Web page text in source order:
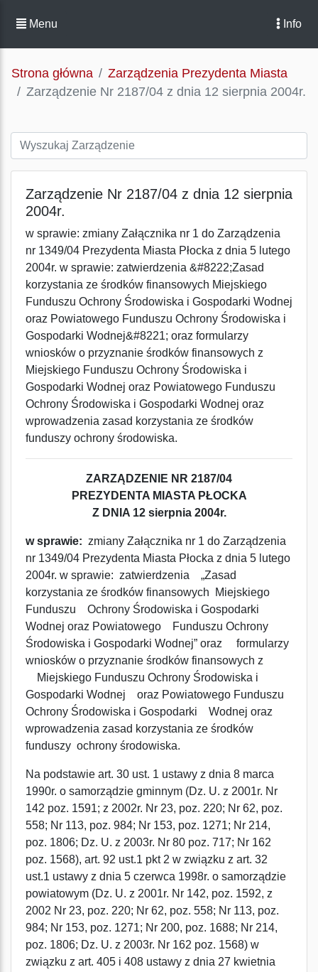
Menu Info
Strona główna
Zarządzenia Prezydenta Miasta
Zarządzenie Nr 2187/04 z dnia 12 sierpnia 2004r.
Zarządzenie Nr 2187/04 z dnia 12 sierpnia
2004r.
w sprawie: zmiany Załącznika nr 1 do Zarządzenia
nr 1349/04 Prezydenta Miasta Płocka z dnia 5 lutego
2004r. w sprawie: zatwierdzenia &#8222;Zasad
korzystania ze środków finansowych Miejskiego
Funduszu Ochrony Środowiska i Gospodarki Wodnej
oraz Powiatowego Funduszu Ochrony Środowiska i
Gospodarki Wodnej&#8221; oraz formularzy
wniosków o przyznanie środków finansowych z
Miejskiego Funduszu Ochrony Środowiska i
Gospodarki Wodnej oraz Powiatowego Funduszu
Ochrony Środowiska i Gospodarki Wodnej oraz
wprowadzenia zasad korzystania ze środków
funduszy ochrony środowiska.
ZARZĄDZENIE NR 2187/04
PREZYDENTA MIASTA PŁOCKA
Z DNIA 12 sierpnia 2004r.
w sprawie: zmiany Załącznika nr 1 do Zarządzenia
nr 1349/04 Prezydenta Miasta Płocka z dnia 5 lutego
2004r. w sprawie: zatwierdzenia „Zasad
korzystania ze środków finansowych Miejskiego
Funduszu Ochrony Środowiska i Gospodarki
Wodnej oraz Powiatowego Funduszu Ochrony
Środowiska i Gospodarki Wodnej” oraz formularzy
wniosków o przyznanie środków finansowych z
Miejskiego Funduszu Ochrony Środowiska i
Gospodarki Wodnej oraz Powiatowego Funduszu
Ochrony Środowiska i Gospodarki Wodnej oraz
wprowadzenia zasad korzystania ze środków
funduszy ochrony środowiska.
Na podstawie art. 30 ust. 1 ustawy z dnia 8 marca
1990r. o samorządzie gminnym (Dz. U. z 2001r. Nr
142 poz. 1591; z 2002r. Nr 23, poz. 220; Nr 62, poz.
558; Nr 113, poz. 984; Nr 153, poz. 1271; Nr 214,
poz. 1806; Dz. U. z 2003r. Nr 80 poz. 717; Nr 162
poz. 1568), art. 92 ust.1 pkt 2 w związku z art. 32
ust.1 ustawy z dnia 5 czerwca 1998r. o samorządzie
powiatowym (Dz. U. z 2001r. Nr 142, poz. 1592, z
2002 Nr 23, poz. 220; Nr 62, poz. 558; Nr 113, poz.
984; Nr 153, poz. 1271; Nr 200, poz. 1688; Nr 214,
poz. 1806; Dz. U. z 2003r. Nr 162 poz. 1568) w
związku z art. 405 i 408 ustawy z dnia 27 kwietnia